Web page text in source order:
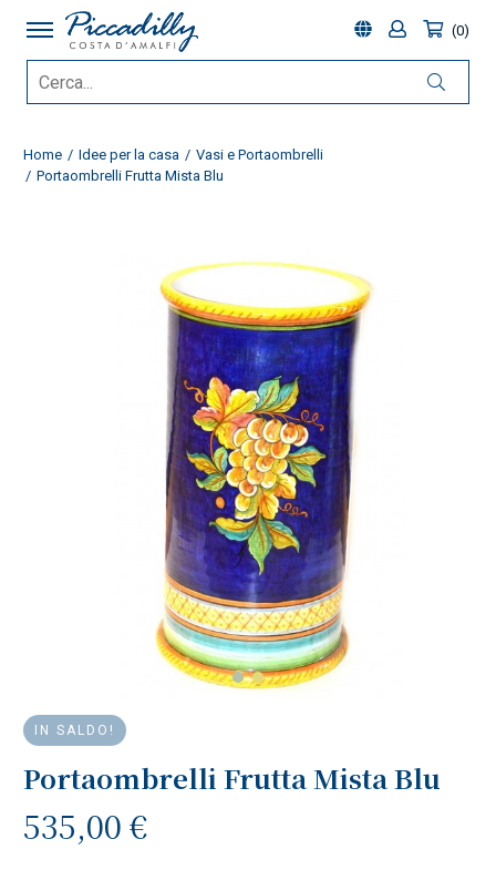
0
Home Idee per la casa
Vasi e Portaombrelli
Portaombrelli Frutta Mista Blu
IN SALDO!
Portaombrelli Frutta Mista Blu
535,00 €